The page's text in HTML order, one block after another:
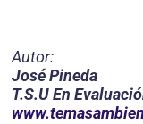
Autor:
José Pineda
T.S.U En